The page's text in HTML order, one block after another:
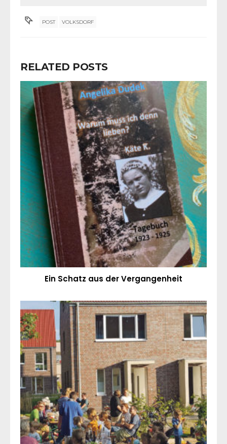
POST VOLKSDORF
RELATED POSTS
Ein Schatz aus der Vergangenheit